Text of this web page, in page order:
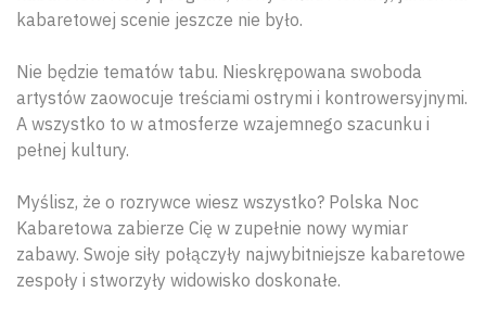
kabaretowej scenie jeszcze nie było.
Nie będzie tematów tabu. Nieskrępowana swoboda
artystów zaowocuje treściami ostrymi i kontrowersyjnymi.
A wszystko to w atmosferze wzajemnego szacunku i
pełnej kultury.
Myślisz, że o rozrywce wiesz wszystko? Polska Noc
Kabaretowa zabierze Cię w zupełnie nowy wymiar
zabawy. Swoje siły połączyły najwybitniejsze kabaretowe
zespoły i stworzyły widowisko doskonałe.